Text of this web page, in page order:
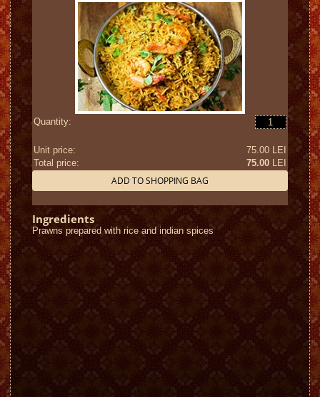
Quantity:
Unit price:
75.00 LEI
Total price:
75.00LEI
ADD TO SHOPPING BAG
Ingredients
Prawns prepared with rice and indian spices